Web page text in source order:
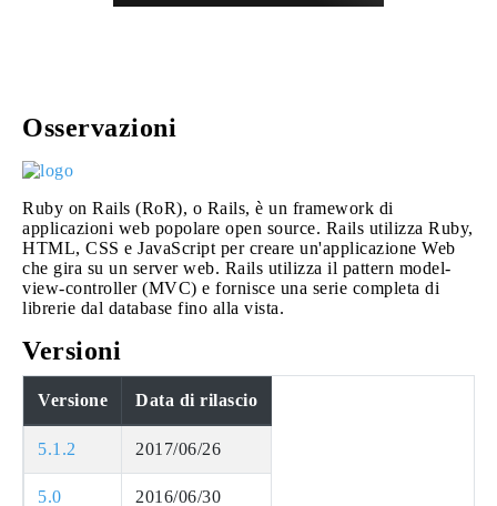
Osservazioni
Ruby on Rails (RoR), o Rails, è un framework di
applicazioni web popolare open source. Rails utilizza Ruby,
HTML, CSS e JavaScript per creare un'applicazione Web
che gira su un server web. Rails utilizza il pattern model-
view-controller (MVC) e fornisce una serie completa di
librerie dal database fino alla vista.
Versioni
Versione Data di rilascio
5.1.2 2017/06/26
5.0 2016/06/30